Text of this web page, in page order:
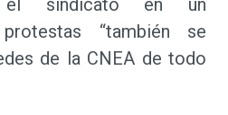
el sindicato en un
“también se
de la CNEA de todo